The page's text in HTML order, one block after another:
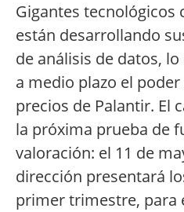
Gigantes tecnológicos
están desarrollando
de análisis de datos,
a medio plazo el
precios de Palantir. El
la próxima prueba de
valoración: el 11 de
dirección presentará
primer trimestre, para